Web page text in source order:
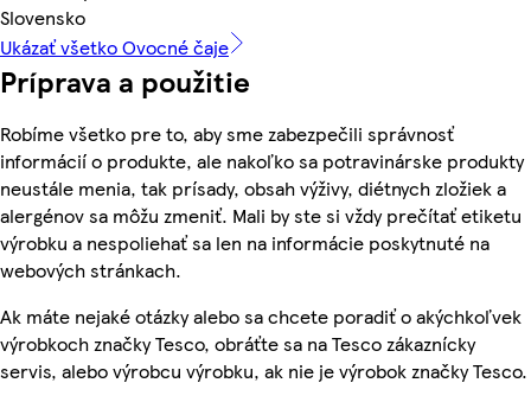
Slovensko
Ukázať všetko Ovocné čaje
Príprava a použitie
Robíme všetko pre to, aby sme zabezpečili správnosť
informácií o produkte, ale nakoľko sa potravinárske produkty
neustále menia, tak prísady, obsah výživy, diétnych zložiek a
alergénov sa môžu zmeniť. Mali by ste si vždy prečítať etiketu
výrobku a nespoliehať sa len na informácie poskytnuté na
webových stránkach.
Ak máte nejaké otázky alebo sa chcete poradiť o akýchkoľvek
výrobkoch značky Tesco, obráťte sa na Tesco zákaznícky
servis, alebo výrobcu výrobku, ak nie je výrobok značky Tesco.